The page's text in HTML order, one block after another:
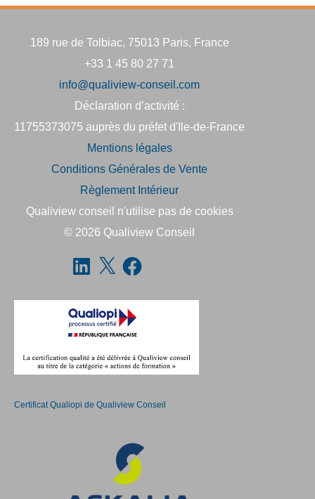
189 rue de Tolbiac, 75013 Paris, France
+33 1 45 80 27 71
info@qualiview-conseil.com
Déclaration d’activité :
11755373075 auprès du préfet d'Ile-de-France
Mentions légales
Conditions Générales de Vente
Règlement Intérieur
Qualiview conseil n'utilise pas de cookies
© 2026 Qualiview Conseil
Certificat Qualiopi de Qualiview Conseil